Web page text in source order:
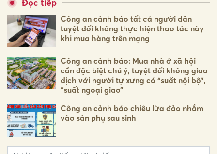
Đọc tiếp
Công an cảnh báo tất cả người dân
tuyệt đối không thực hiện thao tác này
khi mua hàng trên mạng
Công an cảnh báo: Mua nhà ở xã hội
cần đặc biệt chú ý, tuyệt đối không giao
dịch với người tự xưng có “suất nội bộ”,
“suất ngoại giao”
Công an cảnh báo chiêu lừa đảo nhắm
vào sản phụ sau sinh